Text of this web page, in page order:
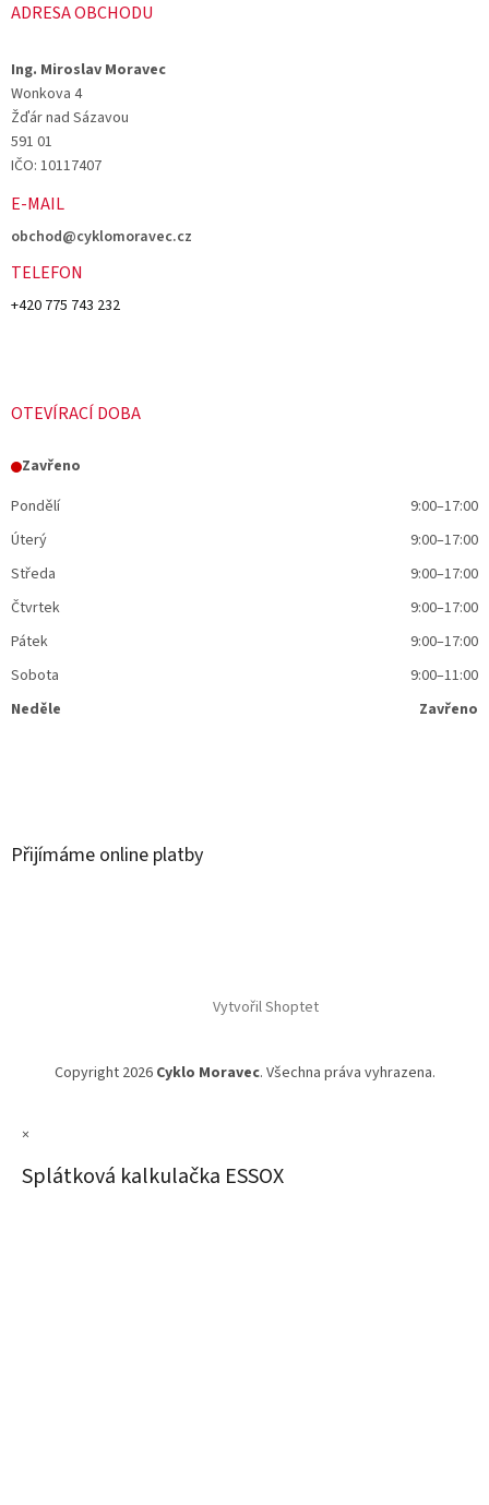
ADRESA OBCHODU
Ing. Miroslav Moravec
Wonkova 4
Žďár nad Sázavou
591 01
IČO: 10117407
E-MAIL
obchod@cyklomoravec.cz
TELEFON
+420 775 743 232
OTEVÍRACÍ DOBA
Zavřeno
Pondělí
9:00–17:00
Úterý
9:00–17:00
Středa
9:00–17:00
Čtvrtek
9:00–17:00
Pátek
9:00–17:00
Sobota
9:00–11:00
Neděle
Zavřeno
Přijímáme online platby
Vytvořil Shoptet
Copyright 2026 Cyklo Moravec. Všechna práva vyhrazena.
×
Splátková kalkulačka ESSOX